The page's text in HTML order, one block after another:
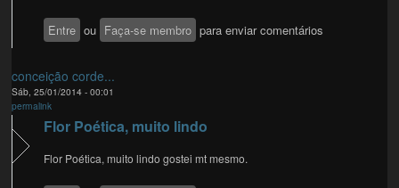
Entre ou Faça-se membro para enviar comentários
conceição corde...
Sáb, 25/01/2014 - 00:01
permalink
Flor Poética, muito lindo
Flor Poética, muito lindo gostei mt mesmo.